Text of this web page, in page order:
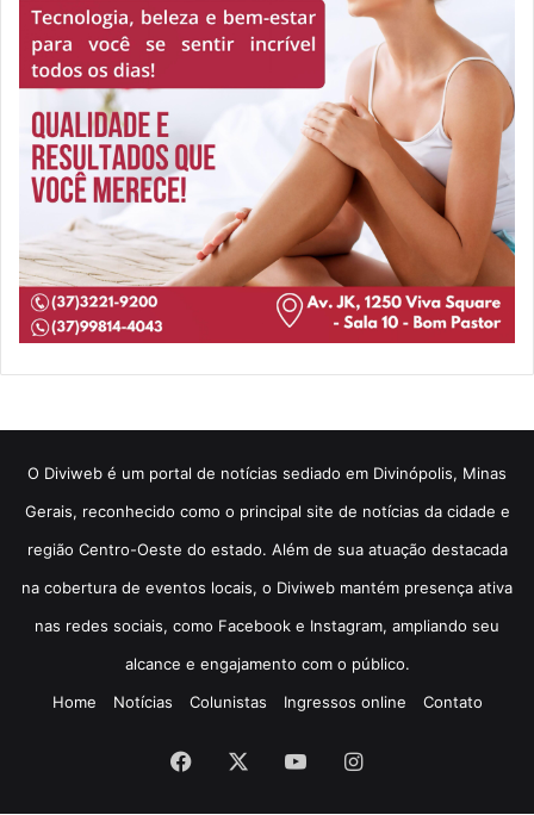
​O Diviweb é um portal de notícias sediado em Divinópolis, Minas
Gerais, reconhecido como o principal site de notícias da cidade e
região Centro-Oeste do estado. Além de sua atuação destacada
na cobertura de eventos locais, o Diviweb mantém presença ativa
nas redes sociais, como Facebook e Instagram, ampliando seu
alcance e engajamento com o público.
Home
Notícias Colunistas Ingressos online Contato
Facebook YouTubeInstagram